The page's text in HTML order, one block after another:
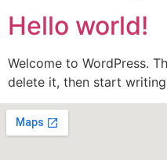
Hello world!
Welcome to WordPress.
delete it, then start